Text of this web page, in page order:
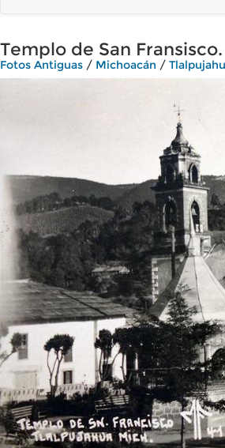
Templo de San Fransisco.
Fotos Antiguas / Michoacán /